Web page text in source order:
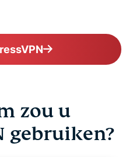
zou u
gebruiken?